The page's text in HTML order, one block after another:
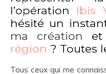
l’opération Ibis
hésité un
ma création et
région ? Toutes
Tous ceux qui me